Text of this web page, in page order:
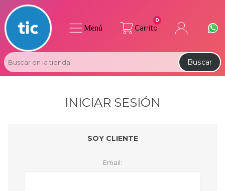
Carrito
0
Buscar
Menú
INICIAR SESIÓN
SOY CLIENTE
Email: